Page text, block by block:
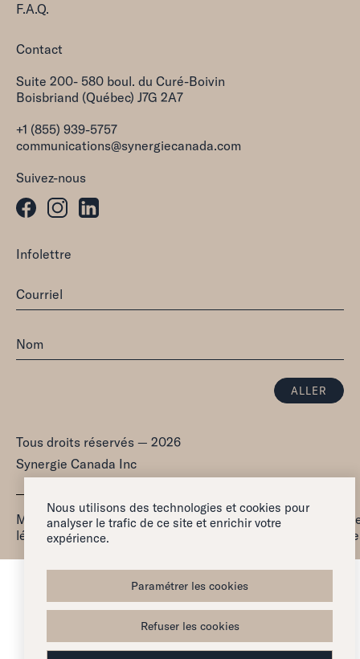
Nous utilisons des technologies et cookies pour
analyser le trafic de ce site et enrichir votre
expérience.
Paramétrer les cookies
Refuser les cookies
F.A.Q.
Contact
Suite 200- 580 boul. du Curé-Boivin
Boisbriand (Québec) J7G 2A7
+1 (855) 939-5757
communications@synergiecanada.com
Suivez-nous
Infolettre
Tous droits réservés — 2026
Synergie Canada Inc
Mentions
légales
Politique de
confidentialité
Réclamation
les